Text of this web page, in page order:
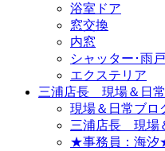
浴室ドア
窓交換
内窓
シャッター･雨戸
エクステリア
三浦店長 現場＆日
現場＆日常ブロ
三浦店長 現場
★事務員：海